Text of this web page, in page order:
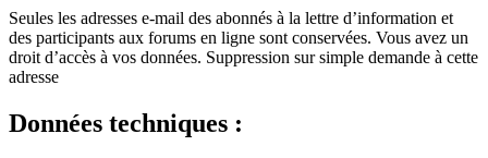
Seules les adresses e-mail des abonnés à la lettre d’information et
des participants aux forums en ligne sont conservées. Vous avez un
droit d’accès à vos données. Suppression sur simple demande à cette
adresse
Données techniques :